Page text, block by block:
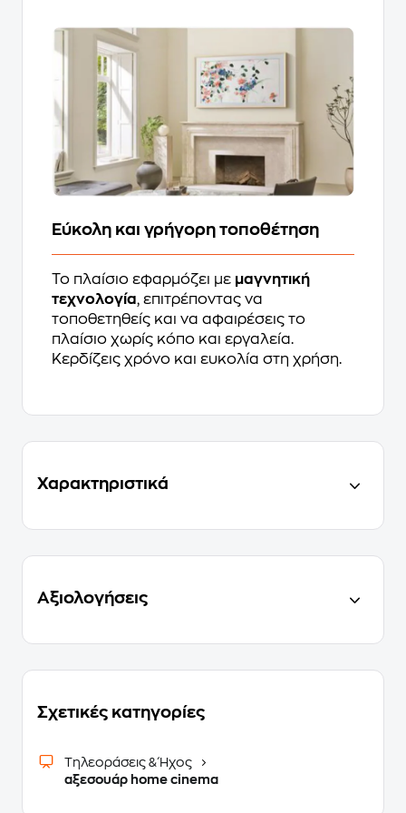
Εύκολη και γρήγορη τοποθέτηση
Το πλαίσιο εφαρμόζει με μαγνητική
τεχνολογία, επιτρέποντας να
τοποθετηθείς και να αφαιρέσεις το
πλαίσιο χωρίς κόπο και εργαλεία.
Κερδίζεις χρόνο και ευκολία στη χρήση.
Χαρακτηριστικά
Αξιολογήσεις
Σχετικές κατηγορίες
Τηλεοράσεις & Ήχος
αξεσουάρ home cinema